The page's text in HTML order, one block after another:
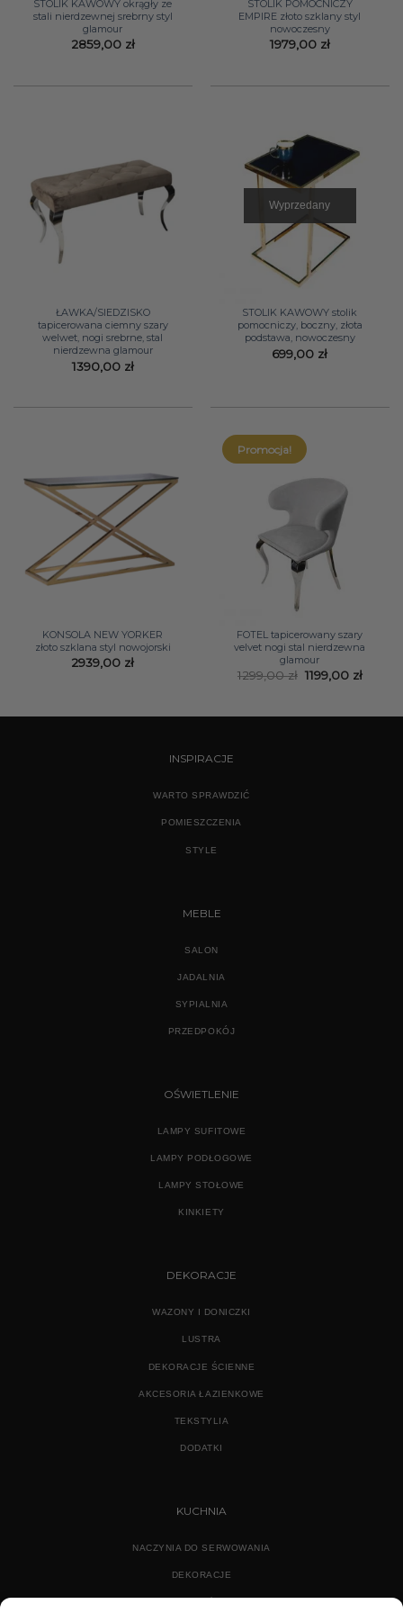
STOLIK KAWOWY okrągły ze
stali nierdzewnej srebrny styl
glamour
2859,00 zł
STOLIK POMOCNICZY
EMPIRE złoto szklany styl
nowoczesny
1979,00 zł
ŁAWKA/SIEDZISKO
tapicerowana ciemny szary
welwet, nogi srebrne, stal
nierdzewna glamour
1390,00 zł
Wyprzedany
STOLIK KAWOWY stolik
pomocniczy, boczny, złota
podstawa, nowoczesny
699,00 zł
KONSOLA NEW YORKER
złoto szklana styl nowojorski
2939,00 zł
Promocja!
FOTEL tapicerowany szary
velvet nogi stal nierdzewna
glamour
1299,00zł Pierwotna
cena
1199,00 zł
INSPIRACJE
WARTO SPRAWDZIĆ
POMIESZCZENIA
STYLE
MEBLE
SALON
JADALNIA
SYPIALNIA
PRZEDPOKÓJ
OŚWIETLENIE
LAMPY SUFITOWE
LAMPY PODŁOGOWE
LAMPY STOŁOWE
KINKIETY
DEKORACJE
WAZONY I DONICZKI
LUSTRA
DEKORACJE ŚCIENNE
AKCESORIA ŁAZIENKOWE
TEKSTYLIA
DODATKI
KUCHNIA
NACZYNIA DO SERWOWANIA
DEKORACJE